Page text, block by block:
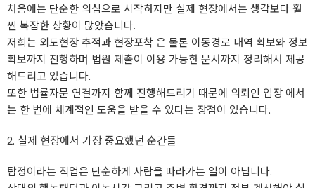
처음에는 단순한 의심으로 시작하지만 실제 현장에서는 생각보다 훨
씬 복잡한 상황이 많았습니다.
저희는 외도현장 추적과 현장포착 은 물론 이동경로 내역 확보와 정보
확보까지 진행하며 법원 제출이 이용 가능한 문서까지 정리해서 제공
해드리고 있습니다.
또한 법률자문 연결까지 함께 진행해드리기 때문에 의뢰인 입장 에서
는 한 번에 체계적인 도움을 받을 수 있다는 장점이 있습니다.
2. 실제 현장에서 가장 중요했던 순간들
탐정이라는 직업은 단순하게 사람을 따라가는 일이 아닙니다.